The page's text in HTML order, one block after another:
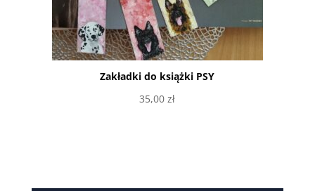
Zakładki do książki PSY
35,00zł